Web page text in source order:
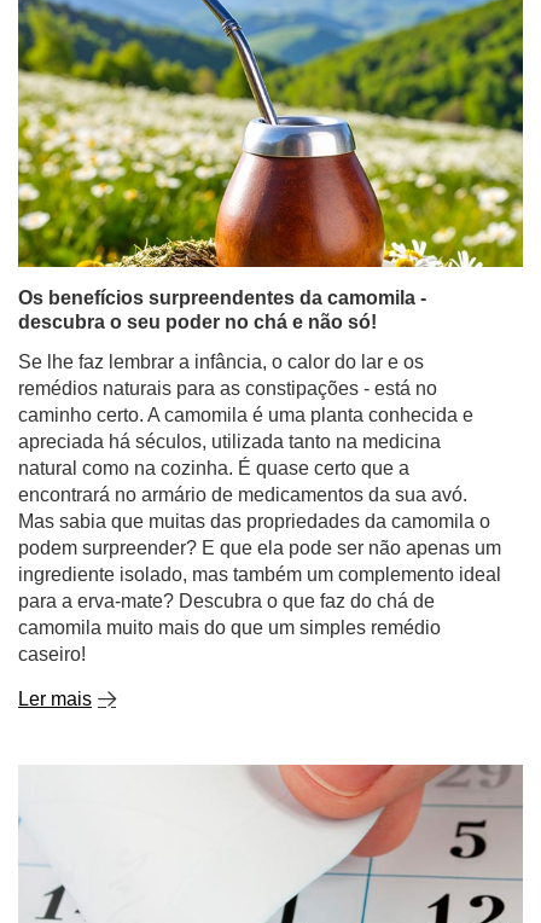
Os benefícios surpreendentes da camomila -
descubra o seu poder no chá e não só!
Se lhe faz lembrar a infância, o calor do lar e os
remédios naturais para as constipações - está no
caminho certo. A camomila é uma planta conhecida e
apreciada há séculos, utilizada tanto na medicina
natural como na cozinha. É quase certo que a
encontrará no armário de medicamentos da sua avó.
Mas sabia que muitas das propriedades da camomila o
podem surpreender? E que ela pode ser não apenas um
ingrediente isolado, mas também um complemento ideal
para a erva-mate? Descubra o que faz do chá de
camomila muito mais do que um simples remédio
caseiro!
Ler mais